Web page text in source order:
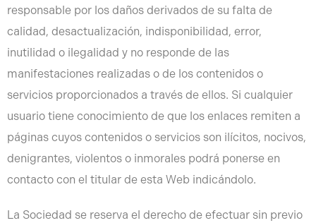
responsable por los daños derivados de su falta de
calidad, desactualización, indisponibilidad, error,
inutilidad o ilegalidad y no responde de las
manifestaciones realizadas o de los contenidos o
servicios proporcionados a través de ellos. Si cualquier
usuario tiene conocimiento de que los enlaces remiten a
páginas cuyos contenidos o servicios son ilícitos, nocivos,
denigrantes, violentos o inmorales podrá ponerse en
contacto con el titular de esta Web indicándolo.
La Sociedad se reserva el derecho de efectuar sin previo